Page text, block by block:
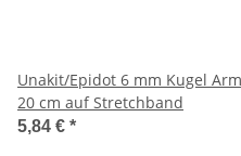
Unakit/Epidot 6 mm Kugel
20 cm auf Stretchband
5,84 € *